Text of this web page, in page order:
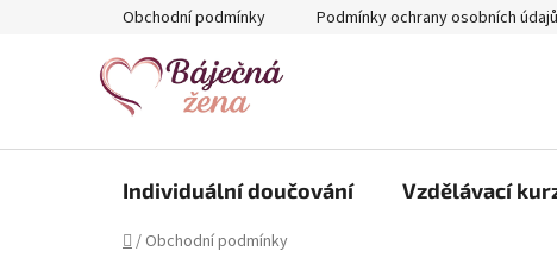
Obchodní podmínky Podmínky ochrany osobních údajů
Individuální doučování Vzdělávací
Domů
/ Obchodní podmínky